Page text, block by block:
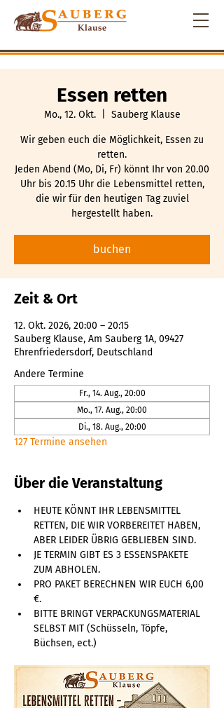
Essen retten
Mo., 12. Okt.
  |
Sauberg Klause
Wir geben euch die Möglichkeit, Essen zu
retten.
Jeden Abend (Mo, Di, Fr) könnt Ihr von 20.00
Uhr bis 20.15 Uhr die Lebensmittel retten,
die wir für den heutigen Tag zuviel
hergestellt haben.
buchen
Zeit & Ort
12. Okt. 2026, 20:00 – 20:15
Sauberg Klause, Am Sauberg 1A, 09427
Ehrenfriedersdorf, Deutschland
Andere Termine
Fr., 14. Aug., 20:00
Mo., 17. Aug., 20:00
Di., 18. Aug., 20:00
127 Termine ansehen
Über die Veranstaltung
HEUTE KÖNNT IHR LEBENSMITTEL
RETTEN, DIE WIR VORBEREITET HABEN,
ABER LEIDER ÜBRIG GEBLIEBEN SIND.
JE TERMIN GIBT ES 3 ESSENSPAKETE
ZUM ABHOLEN.
PRO PAKET BERECHNEN WIR EUCH 6,00
€.
BITTE BRINGT VERPACKUNGSMATERIAL
SELBST MIT (Schüsseln, Töpfe,
Büchsen, ect.)